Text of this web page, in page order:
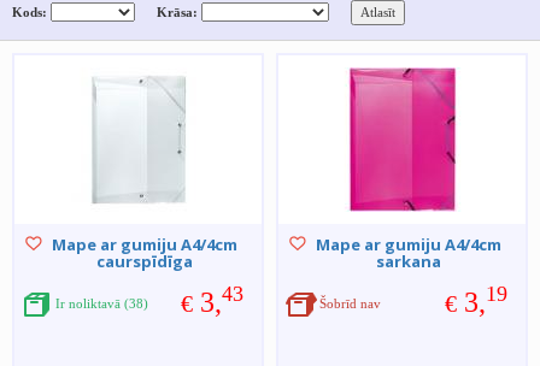
Kods: Krāsa:
Mape ar gumiju A4/4cm
caurspīdīga
€ 3,43
Ir noliktavā (38)
Mape ar gumiju A4/4cm
sarkana
€ 3,19
Šobrīd nav